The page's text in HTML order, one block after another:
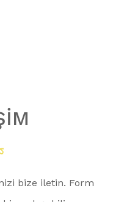
bize iletin. Form